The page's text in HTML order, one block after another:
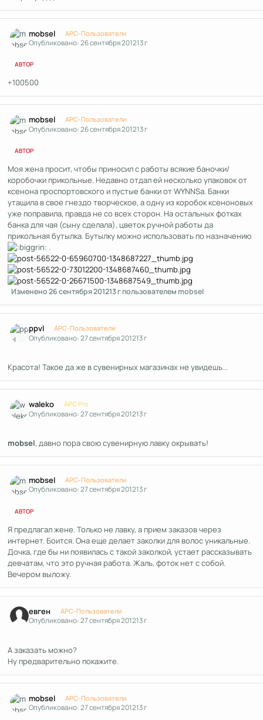
mobsel APC-Пользователи
Опубликовано:26 сентября 201213 г
АВТОР
+100500
mobsel APC-Пользователи
Опубликовано:26 сентября 201213 г
АВТОР
Моя жена просит, чтобы приносил с работы всякие баночки/
коробочки прикольные. Недавно отдал ей несколько упаковок от
ксенона проспортовского и пустые банки от WYNNSа. Банки
утащила в свое гнездо творческое, а одну из коробок ксеноновых
уже поправила, правда не со всех сторон. На остальных фотках
банка для чая (сыну сделала), цветок ручной работы да
прикольная бутылка. Бутылку можно использовать по назначению
.
Изменено26 сентября 201213 гпользователем mobsel
ppvl APC-Пользователи
Опубликовано:27 сентября 201213 г
Красота! Такое да же в сувенирных магазинах не увидешь...
waleko APC Pro
Опубликовано:27 сентября 201213 г
mobsel, давно пора свою сувенирную лавку окрывать!
mobsel APC-Пользователи
Опубликовано:27 сентября 201213 г
АВТОР
Я предлагал жене. Только не лавку, а прием заказов через
интернет. Боится. Она еще делает заколки для волос уникальные.
Дочка, где бы ни появилась с такой заколкой, устает рассказывать
девчатам, что это ручная работа. Жаль, фоток нет с собой.
Вечером выложу.
евген APC-Пользователи
Опубликовано:27 сентября 201213 г
А заказать можно?
Ну предварительно покажите.
mobsel APC-Пользователи
Опубликовано:27 сентября 201213 г